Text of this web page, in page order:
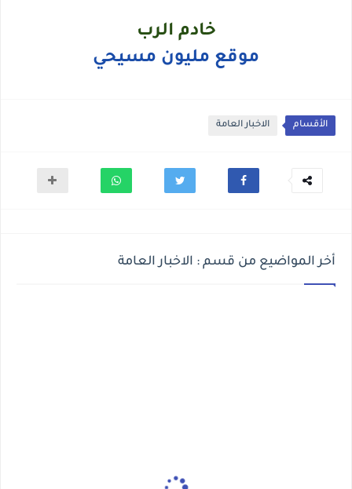
خادم الرب
موقع مليون مسيحي
الأقسام الاخبار العامة
أخر المواضيع من قسم : الاخبار العامة